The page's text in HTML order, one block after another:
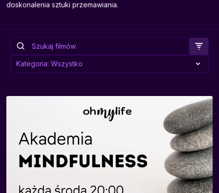
doskonalenia sztuki przemawiania.